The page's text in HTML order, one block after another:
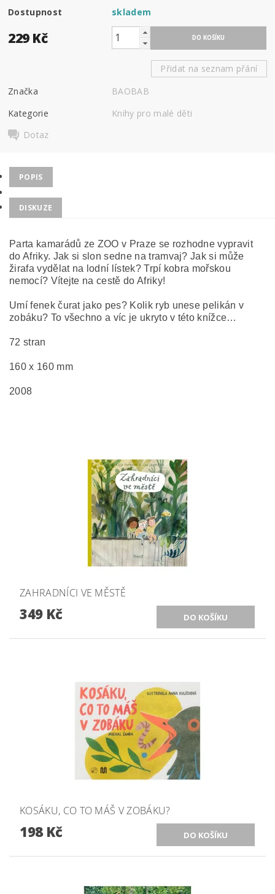
Dostupnost skladem
229 Kč
Přidat na seznam přání
Značka
BAOBAB
Kategorie
Knihy pro malé děti
Dotaz
POPIS
DISKUZE
Parta kamarádů ze ZOO v Praze se rozhodne vypravit
do Afriky. Jak si slon sedne na tramvaj? Jak si může
žirafa vydělat na lodní lístek? Trpí kobra mořskou
nemocí? Vítejte na cestě do Afriky!
Umí fenek čurat jako pes? Kolik ryb unese pelikán v
zobáku? To všechno a víc je ukryto v této knížce…
72 stran
160 x 160 mm
2008
ZAHRADNÍCI VE MĚSTĚ
349 Kč
KOSÁKU, CO TO MÁŠ V ZOBÁKU?
198 Kč